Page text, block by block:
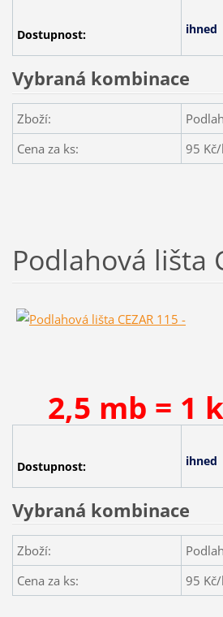
Dostupnost: ihned
Vybraná kombinace
Zboží:
Cena za ks:
95
Podlahová lišta
2,5 mb = 1
Dostupnost: ihned
Vybraná kombinace
Zboží:
Cena za ks:
95